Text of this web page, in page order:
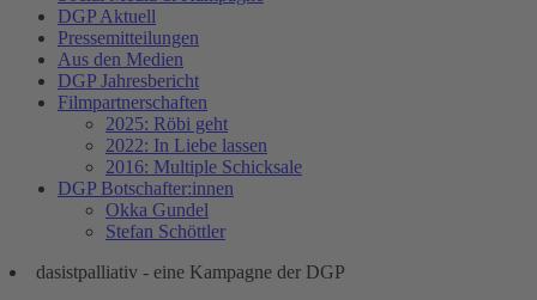
DGP Aktuell
Pressemitteilungen
Aus den Medien
DGP Jahresbericht
Filmpartnerschaften
2025: Röbi geht
2022: In Liebe lassen
2016: Multiple Schicksale
DGP Botschafter:innen
Okka Gundel
Stefan Schöttler
dasistpalliativ - eine Kampagne der DGP